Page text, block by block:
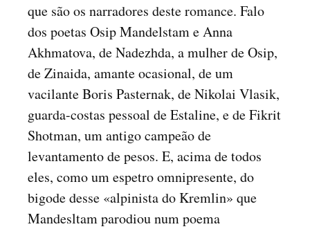
que são os narradores deste romance. Falo
dos poetas Osip Mandelstam e Anna
Akhmatova, de Nadezhda, a mulher de Osip,
de Zinaida, amante ocasional, de um
vacilante Boris Pasternak, de Nikolai Vlasik,
guarda-costas pessoal de Estaline, e de Fikrit
Shotman, um antigo campeão de
levantamento de pesos. E, acima de todos
eles, como um espetro omnipresente, do
bigode desse «alpinista do Kremlin» que
Mandesltam parodiou num poema